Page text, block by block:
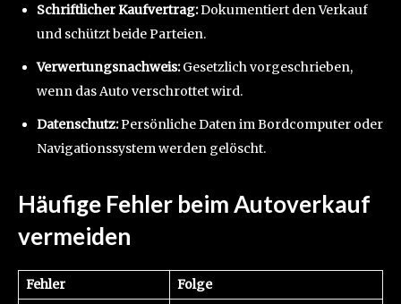
Schriftlicher Kaufvertrag:Dokumentiert den Verkauf
und schützt beide Parteien.
Verwertungsnachweis:Gesetzlich vorgeschrieben,
wenn das Auto verschrottet wird.
Datenschutz:Persönliche Daten im Bordcomputer oder
Navigationssystem werden gelöscht.
Häufige Fehler beim Autoverkauf
vermeiden
Fehler
Folge